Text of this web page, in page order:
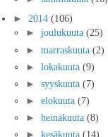
► 2014 (106)
► joulukuuta (25)
► marraskuuta (2)
► lokakuuta (9)
► syyskuuta (7)
► elokuuta (7)
► heinäkuuta (8)
► kesäkuuta (14)